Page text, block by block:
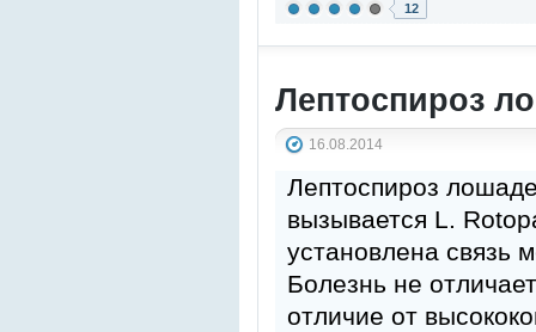
12
Лептоспироз
16.08.2014
Лептоспироз
вызывается L.
установлена связь
Болезнь не
отличие от